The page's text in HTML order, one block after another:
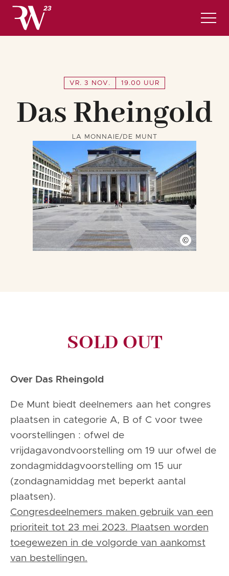
REGISTRATIES
Nederlands
VR. 3 NOV. 19.00 UUR
Das Rheingold
LA MONNAIE/DE MUNT
©
SOLD OUT
Over Das Rheingold
De Munt biedt deelnemers aan het congres
plaatsen in categorie A, B of C voor twee
voorstellingen : ofwel de
vrijdagavondvoorstelling om 19 uur ofwel de
zondagmiddagvoorstelling om 15 uur
(zondagnamiddag met beperkt aantal
plaatsen).
Congresdeelnemers maken gebruik van een
prioriteit tot 23 mei 2023. Plaatsen worden
toegewezen in de volgorde van aankomst
van bestellingen.